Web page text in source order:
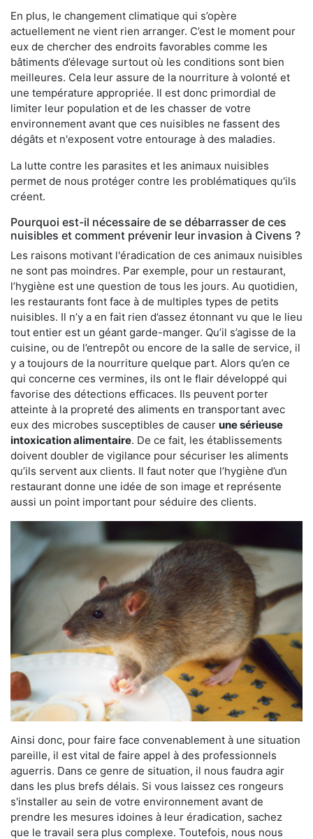
En plus, le changement climatique qui s’opère
actuellement ne vient rien arranger. C’est le moment pour
eux de chercher des endroits favorables comme les
bâtiments d’élevage surtout où les conditions sont bien
meilleures. Cela leur assure de la nourriture à volonté et
une température appropriée. Il est donc primordial de
limiter leur population et de les chasser de votre
environnement avant que ces nuisibles ne fassent des
dégâts et n'exposent votre entourage à des maladies.
La lutte contre les parasites et les animaux nuisibles
permet de nous protéger contre les problématiques qu'ils
créent.
Pourquoi est-il nécessaire de se débarrasser de ces
nuisibles et comment prévenir leur invasion à Civens ?
Les raisons motivant l'éradication de ces animaux nuisibles
ne sont pas moindres. Par exemple, pour un restaurant,
l’hygiène est une question de tous les jours. Au quotidien,
les restaurants font face à de multiples types de petits
nuisibles. Il n’y a en fait rien d’assez étonnant vu que le lieu
tout entier est un géant garde-manger. Qu’il s’agisse de la
cuisine, ou de l’entrepôt ou encore de la salle de service, il
y a toujours de la nourriture quelque part. Alors qu’en ce
qui concerne ces vermines, ils ont le flair développé qui
favorise des détections efficaces. Ils peuvent porter
atteinte à la propreté des aliments en transportant avec
eux des microbes susceptibles de causer une sérieuse
intoxication alimentaire. De ce fait, les établissements
doivent doubler de vigilance pour sécuriser les aliments
qu’ils servent aux clients. Il faut noter que l’hygiène d’un
restaurant donne une idée de son image et représente
aussi un point important pour séduire des clients.
Ainsi donc, pour faire face convenablement à une situation
pareille, il est vital de faire appel à des professionnels
aguerris. Dans ce genre de situation, il nous faudra agir
dans les plus brefs délais. Si vous laissez ces rongeurs
s'installer au sein de votre environnement avant de
prendre les mesures idoines à leur éradication, sachez
que le travail sera plus complexe. Toutefois, nous nous